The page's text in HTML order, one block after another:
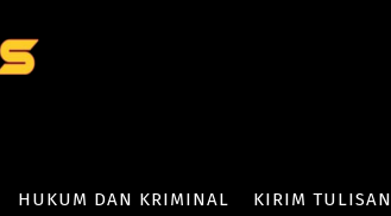
HUKUM DAN KRIMINAL KIRIM TULISAN